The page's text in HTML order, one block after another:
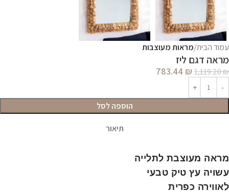
עמוד הבית מראות מעוצבות
מראה דגם ליז
1,119.20₪
783.44 ₪
הוספה לסל
תיאור
מראה מעוצבת לתלייה
עשויה עץ טיק טבעי
לאווירה כפרית